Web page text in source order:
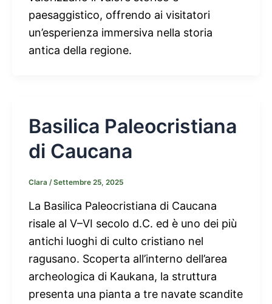
paesaggistico, offrendo ai visitatori
un’esperienza immersiva nella storia
antica della regione.
Basilica Paleocristiana
di Caucana
Clara /Settembre 25, 2025
La Basilica Paleocristiana di Caucana
risale al V–VI secolo d.C. ed è uno dei più
antichi luoghi di culto cristiano nel
ragusano. Scoperta all’interno dell’area
archeologica di Kaukana, la struttura
presenta una pianta a tre navate scandite